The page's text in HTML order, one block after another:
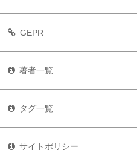
GEPR
著者一覧
タグ一覧
サイトポリシー